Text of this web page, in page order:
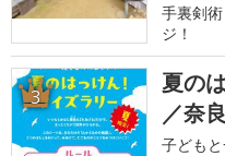
手裏剣
ジ！
3
夏の
／奈
子ども